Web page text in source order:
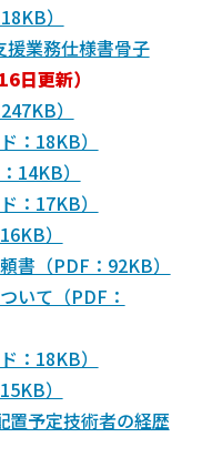
）
業務仕様書骨子
日更新）
）
：18KB）
14KB）
：17KB）
）
書（PDF：92KB）
いて（PDF：
：18KB）
）
置予定技術者の経歴